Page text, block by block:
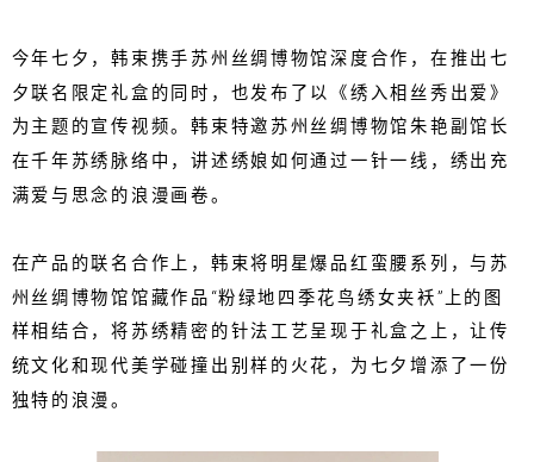
今年七夕，韩束携手苏州丝绸博物馆深度合作，在推出七
夕联名限定礼盒的同时，也发布了以《绣入相丝秀出爱》
为主题的宣传视频。韩束特邀苏州丝绸博物馆朱艳副馆长
在千年苏绣脉络中，讲述绣娘如何通过一针一线，绣出充
满爱与思念的浪漫画卷。
在产品的联名合作上，韩束将明星爆品红蛮腰系列，与苏
州丝绸博物馆馆藏作品“粉绿地四季花鸟绣女夹袄”上的图
样相结合，将苏绣精密的针法工艺呈现于礼盒之上，让传
统文化和现代美学碰撞出别样的火花，为七夕增添了一份
独特的浪漫。